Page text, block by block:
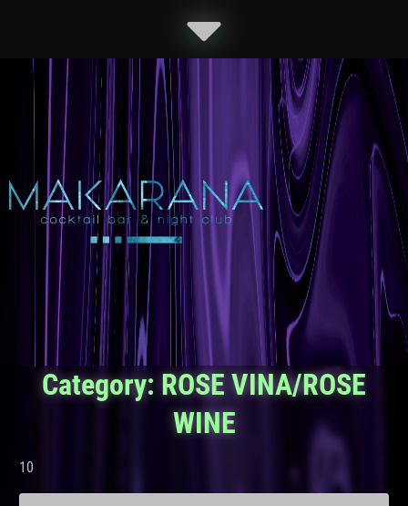
Category: ROSE VINA/ROSE
WINE
10